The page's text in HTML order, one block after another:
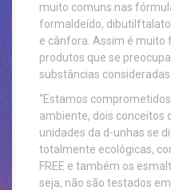
muito comuns nas
formaldeído,
e cânfora. Assim é muito
produtos que se
substâncias consideradas
“Estamos
ambiente, dois conceitos
unidades da d-unhas se
totalmente ecológicas,
FREE e também os
seja, não são testados